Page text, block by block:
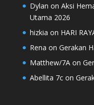
Dylan on Aksi
Utama 2026
hizkia on HARI
Rena on Gerakan
Matthew/7Aon
Abellita 7con